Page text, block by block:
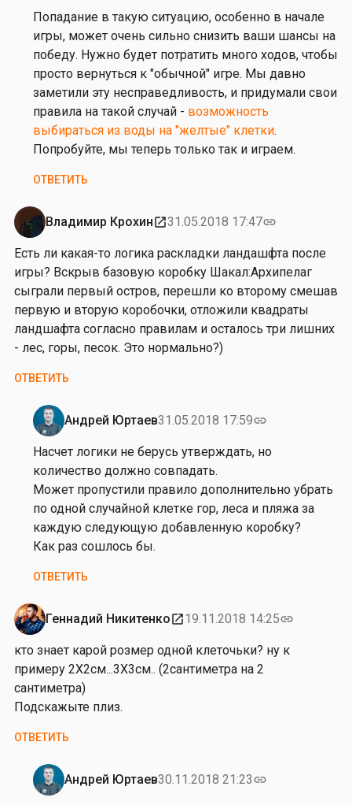
и
н
Попадание в такую ситуацию, особенно в начале
игры, может очень сильно снизить ваши шансы на
победу. Нужно будет потратить много ходов, чтобы
просто вернуться к "обычной" игре. Мы давно
заметили эту несправедливость, и придумали свои
правила на такой случай - возможность
выбираться из воды на "желтые" клетки.
Попробуйте, мы теперь только так и играем.
ОТВЕТИТЬ
Владимир Крохинopen_in_new31.05.2018 17:47link
Есть ли какая-то логика раскладки ландашфта после
игры? Вскрыв базовую коробку Шакал:Архипелаг
сыграли первый остров, перешли ко второму смешав
первую и вторую коробочки, отложили квадраты
ландшафта согласно правилам и осталось три лишних
- лес, горы, песок. Это нормально?)
ОТВЕТИТЬ
Андрей Юртаев31.05.2018 17:59link
Ответ
на
от
В
л
а
д
м
р
К
р
о
х
и
н
Насчет логики не берусь утверждать, но
количество должно совпадать.
Может пропустили правило дополнительно убрать
по одной случайной клетке гор, леса и пляжа за
каждую следующую добавленную коробку?
Как раз сошлось бы.
ОТВЕТИТЬ
Геннадий Никитенкоopen_in_new19.11.2018 14:25link
кто знает карой розмер одной клеточьки? ну к
примеру 2Х2см...3Х3см.. (2сантиметра на 2
сантиметра)
Подскажыте плиз.
ОТВЕТИТЬ
Андрей Юртаев30.11.2018 21:23link
Ответ